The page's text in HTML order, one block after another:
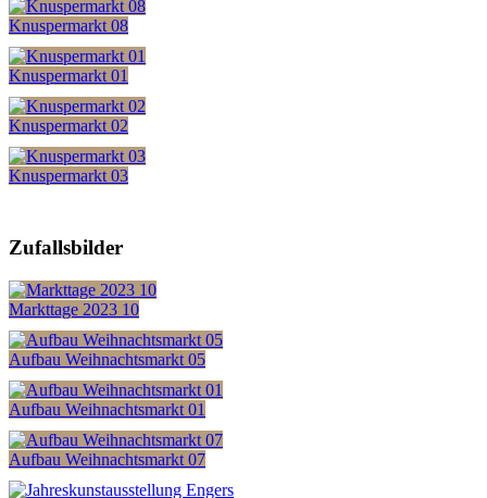
Knuspermarkt 08
Knuspermarkt 01
Knuspermarkt 02
Knuspermarkt 03
Zufallsbilder
Markttage 2023 10
Aufbau Weihnachtsmarkt 05
Aufbau Weihnachtsmarkt 01
Aufbau Weihnachtsmarkt 07